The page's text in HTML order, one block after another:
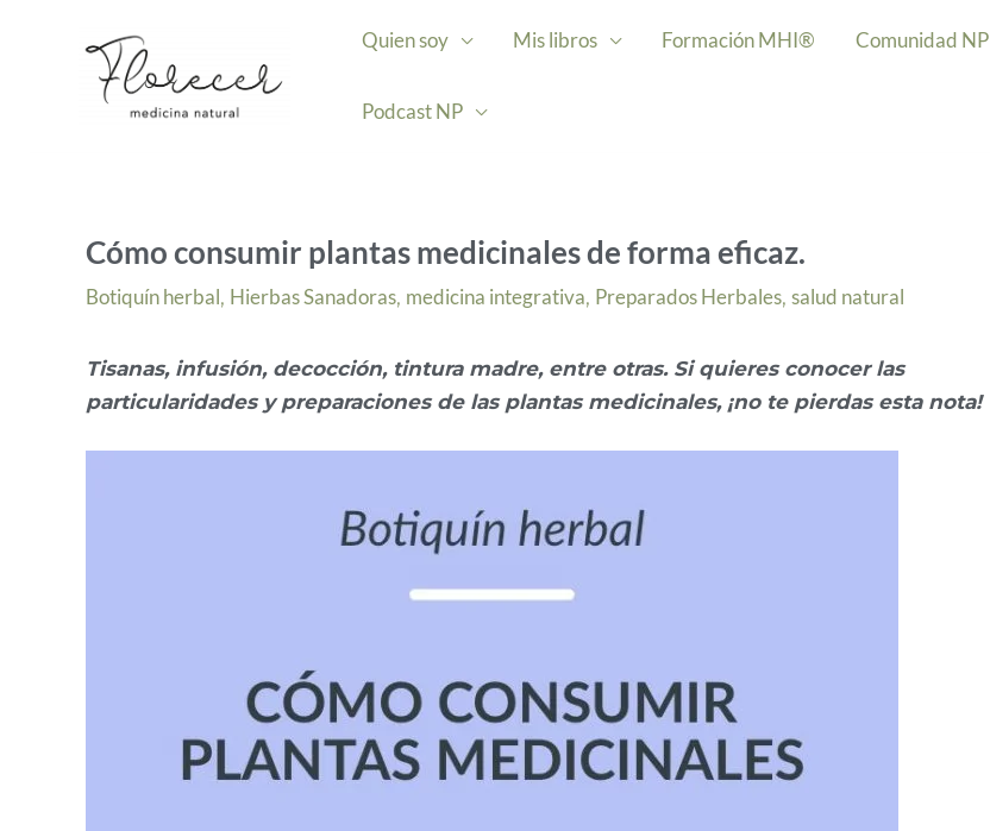
Quien soy Mis libros Formación MHI® Comunidad NP
Podcast NP
Cómo consumir plantas medicinales de forma eficaz.
Botiquín herbal, Hierbas Sanadoras, medicina integrativa, Preparados Herbales, salud natural
Tisanas, infusión, decocción, tintura madre, entre otras. Si quieres conocer las
particularidades y preparaciones de las plantas medicinales, ¡no te pierdas esta nota!